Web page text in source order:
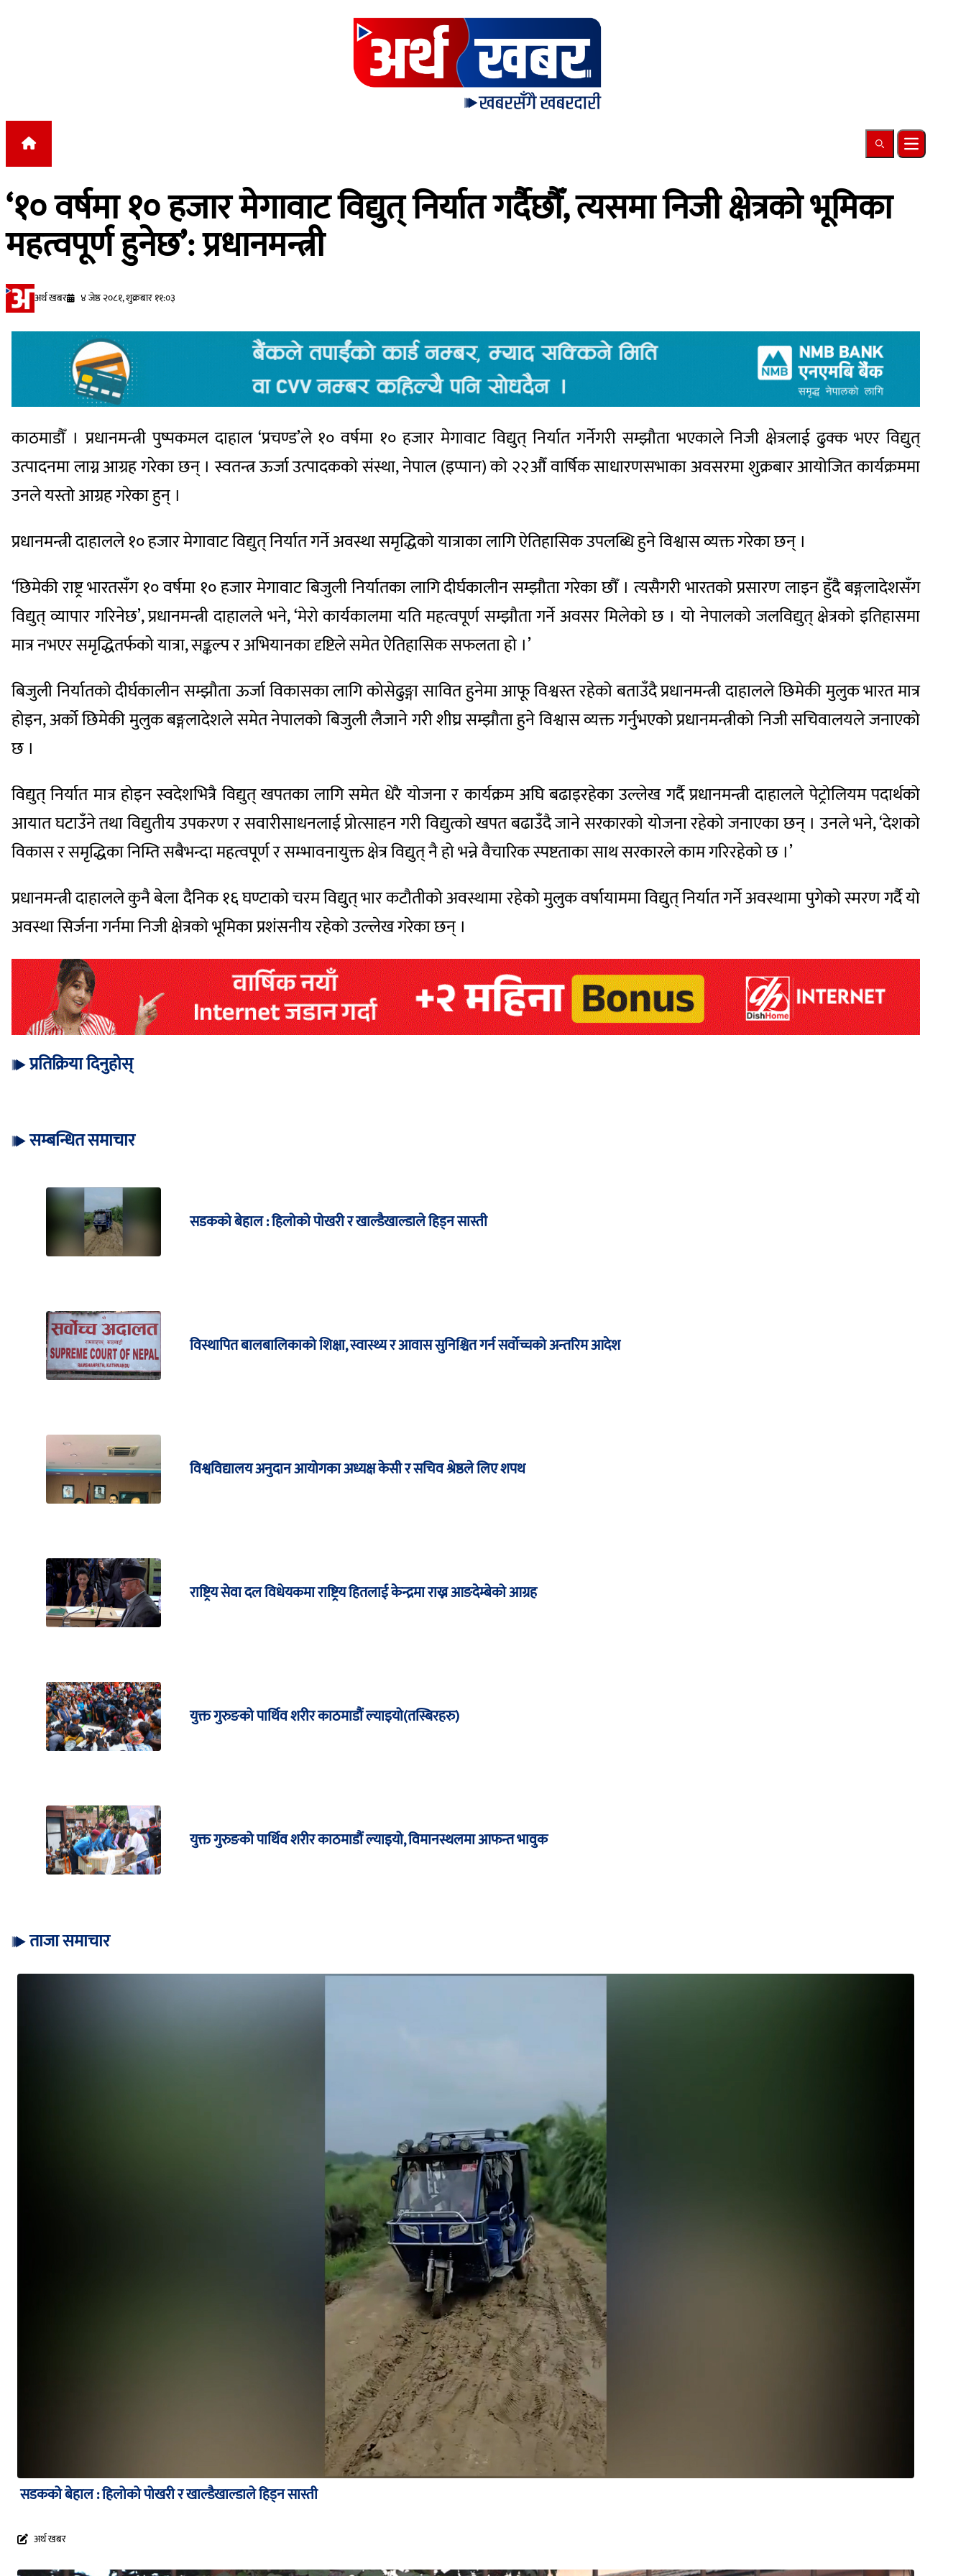
SearchOpen main
‘१० वर्षमा १० हजार मेगावाट विद्युत् निर्यात गर्दैछौँ, त्यसमा निजी क्षेत्रको भूमिका
महत्वपूर्ण हुनेछ’: प्रधानमन्त्री
अर्थ खबर ४ जेष्ठ २०८१, शुक्रबार ११:०३
काठमाडौँ । प्रधानमन्त्री पुष्पकमल दाहाल ‘प्रचण्ड’ले १० वर्षमा १० हजार मेगावाट विद्युत् निर्यात गर्नेगरी सम्झौता भएकाले निजी क्षेत्रलाई ढुक्क भएर विद्युत्
उत्पादनमा लाग्न आग्रह गरेका छन् । स्वतन्त्र ऊर्जा उत्पादकको संस्था, नेपाल (इप्पान) को २२औँ वार्षिक साधारणसभाका अवसरमा शुक्रबार आयोजित कार्यक्रममा
उनले यस्तो आग्रह गरेका हुन् ।
प्रधानमन्त्री दाहालले १० हजार मेगावाट विद्युत् निर्यात गर्ने अवस्था समृद्धिको यात्राका लागि ऐतिहासिक उपलब्धि हुने विश्वास व्यक्त गरेका छन् ।
‘छिमेकी राष्ट्र भारतसँग १० वर्षमा १० हजार मेगावाट बिजुली निर्यातका लागि दीर्घकालीन सम्झौता गरेका छौँ । त्यसैगरी भारतको प्रसारण लाइन हुँदै बङ्गलादेशसँग
विद्युत् व्यापार गरिनेछ’, प्रधानमन्त्री दाहालले भने, ‘मेरो कार्यकालमा यति महत्वपूर्ण सम्झौता गर्ने अवसर मिलेको छ । यो नेपालको जलविद्युत् क्षेत्रको इतिहासमा
मात्र नभएर समृद्धितर्फको यात्रा, सङ्कल्प र अभियानका दृष्टिले समेत ऐतिहासिक सफलता हो ।’
बिजुली निर्यातको दीर्घकालीन सम्झौता ऊर्जा विकासका लागि कोसेढुङ्गा सावित हुनेमा आफू विश्वस्त रहेको बताउँदै प्रधानमन्त्री दाहालले छिमेकी मुलुक भारत मात्र
होइन, अर्को छिमेकी मुलुक बङ्गलादेशले समेत नेपालको बिजुली लैजाने गरी शीघ्र सम्झौता हुने विश्वास व्यक्त गर्नुभएको प्रधानमन्त्रीको निजी सचिवालयले जनाएको
छ ।
विद्युत् निर्यात मात्र होइन स्वदेशभित्रै विद्युत् खपतका लागि समेत धेरै योजना र कार्यक्रम अघि बढाइरहेका उल्लेख गर्दै प्रधानमन्त्री दाहालले पेट्रोलियम पदार्थको
आयात घटाउँने तथा विद्युतीय उपकरण र सवारीसाधनलाई प्रोत्साहन गरी विद्युत्को खपत बढाउँदै जाने सरकारको योजना रहेको जनाएका छन् । उनले भने, ‘देशको
विकास र समृद्धिका निम्ति सबैभन्दा महत्वपूर्ण र सम्भावनायुक्त क्षेत्र विद्युत् नै हो भन्ने वैचारिक स्पष्टताका साथ सरकारले काम गरिरहेको छ ।’
प्रधानमन्त्री दाहालले कुनै बेला दैनिक १६ घण्टाको चरम विद्युत् भार कटौतीको अवस्थामा रहेको मुलुक वर्षायाममा विद्युत् निर्यात गर्ने अवस्थामा पुगेको स्मरण गर्दै यो
अवस्था सिर्जना गर्नमा निजी क्षेत्रको भूमिका प्रशंसनीय रहेको उल्लेख गरेका छन् ।
प्रतिक्रिया दिनुहोस्
सम्बन्धित समाचार
सडकको बेहाल : हिलोको पोखरी र खाल्डैखाल्डाले हिड्न सास्ती
विस्थापित बालबालिकाको शिक्षा, स्वास्थ्य र आवास सुनिश्चित गर्न सर्वोच्चको अन्तरिम आदेश
विश्वविद्यालय अनुदान आयोगका अध्यक्ष केसी र सचिव श्रेष्ठले लिए शपथ
राष्ट्रिय सेवा दल विधेयकमा राष्ट्रिय हितलाई केन्द्रमा राख्न आङदेम्बेको आग्रह
युक्त गुरुङको पार्थिव शरीर काठमाडौं ल्याइयो(तस्बिरहरु)
युक्त गुरुङको पार्थिव शरीर काठमाडौं ल्याइयो, विमानस्थलमा आफन्त भावुक
ताजा समाचार
सडकको बेहाल : हिलोको पोखरी र खाल्डैखाल्डाले हिड्न सास्ती
अर्थ खबर